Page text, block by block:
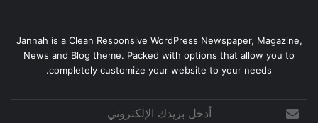
Jannah is a Clean Responsive WordPress Newspaper, Magazine,
News and Blog theme. Packed with options that allow you to
completely customize your website to your needs.
بريدك